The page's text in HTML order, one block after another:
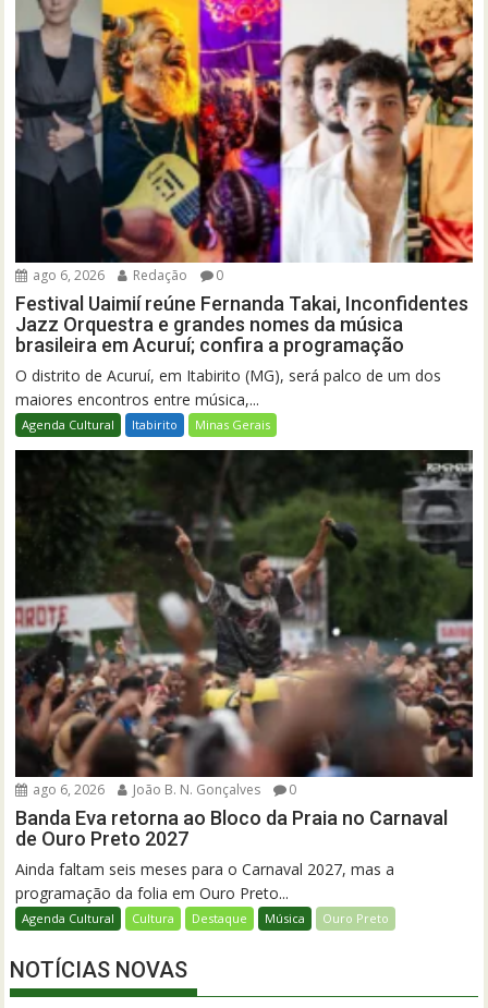
ago 6, 2026 Redação 0
Festival Uaimií reúne Fernanda Takai, Inconfidentes
Jazz Orquestra e grandes nomes da música
brasileira em Acuruí; confira a programação
O distrito de Acuruí, em Itabirito (MG), será palco de um dos
maiores encontros entre música,...
Agenda Cultural Itabirito Minas Gerais
ago 6, 2026 João B. N. Gonçalves 0
Banda Eva retorna ao Bloco da Praia no Carnaval
de Ouro Preto 2027
Ainda faltam seis meses para o Carnaval 2027, mas a
programação da folia em Ouro Preto...
Agenda Cultural Cultura Destaque Música Ouro Preto
NOTÍCIAS NOVAS